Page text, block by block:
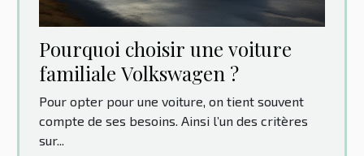
Pourquoi choisir une voiture
familiale Volkswagen ?
Pour opter pour une voiture, on tient souvent
compte de ses besoins. Ainsi l’un des critères
sur...